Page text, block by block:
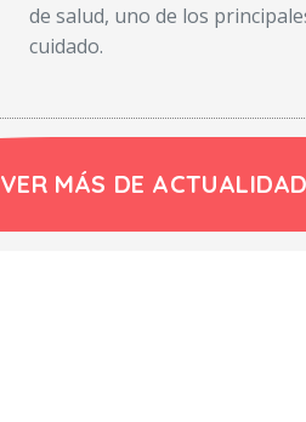
de salud, uno de los
cuidado.
VER MÁS DE